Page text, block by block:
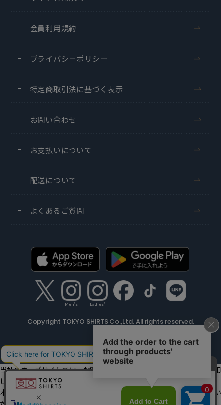
会員利用規約
プライバシーポリシー
特定商取引法に基づく表示
お問い合わせ
お支払いについて
配送について
よくあるご質問
Men's Ladies'
Copyright TOKYO SHIRTS Co.,Ltd. All rights reserved.
当社のウェブサイトでは、お客様の利便性向上のためにクッキーを利用
しています。
本ウェブサイトをこのままご利用になる場合、クッキーの使用に同意い